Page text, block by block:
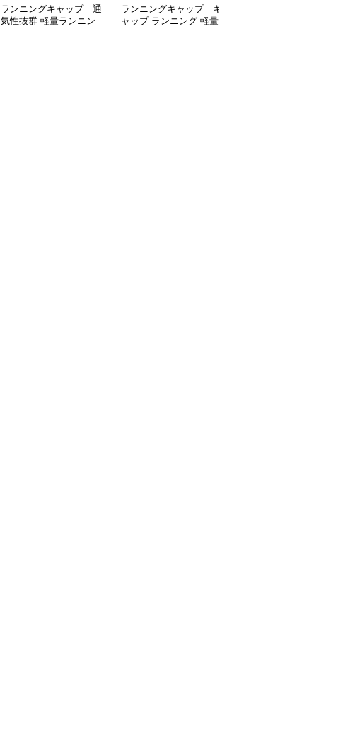
ランニングキャップ 通
気性抜群 軽量ランニン
ランニングキャップ キ
ャップ ランニング 軽量